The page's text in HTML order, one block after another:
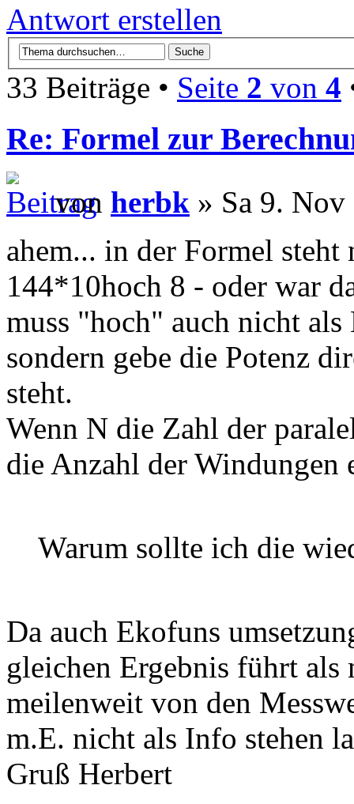
Antwort erstellen
33 Beiträge • Seite 2 von 4
Re: Formel zur
von herbk » Sa 9.
ahem... in der Formel
144*10hoch 8 - oder war
muss "hoch" auch nicht
sondern gebe die Potenz
steht.
Wenn N die Zahl der
die Anzahl der Windungen
Warum sollte ich die
Da auch Ekofuns
gleichen Ergebnis führt als
meilenweit von den
m.E. nicht als Info stehen
Gruß Herbert